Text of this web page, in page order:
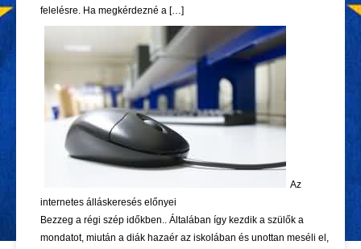
felelésre. Ha megkérdezné a […]
Az
internetes álláskeresés előnyei
Bezzeg a régi szép időkben.. Általában így kezdik a szülők a
mondatot, miután a diák hazaér az iskolában és unottan meséli el,